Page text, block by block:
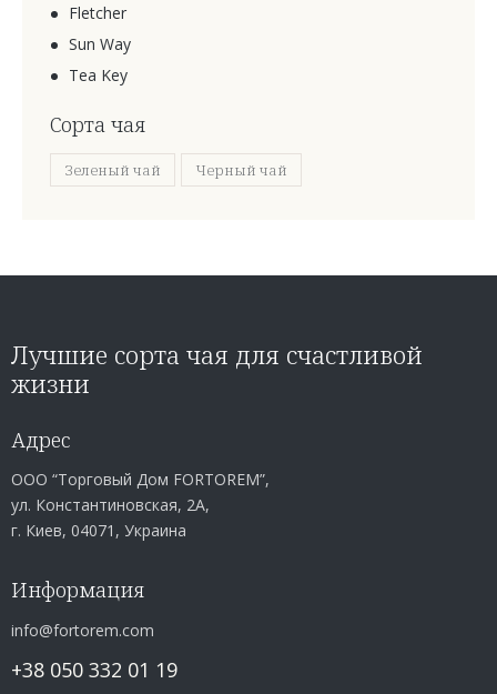
Fletcher
Sun Way
Tea Key
Сорта чая
Зеленый чай Черный чай
Лучшие сорта чая для счастливой
жизни
Адрес
ООО “Торговый Дом FORTOREM”,
ул. Константиновская, 2А,
г. Киев, 04071, Украина
Информация
info@fortorem.com
+38 050 332 01 19